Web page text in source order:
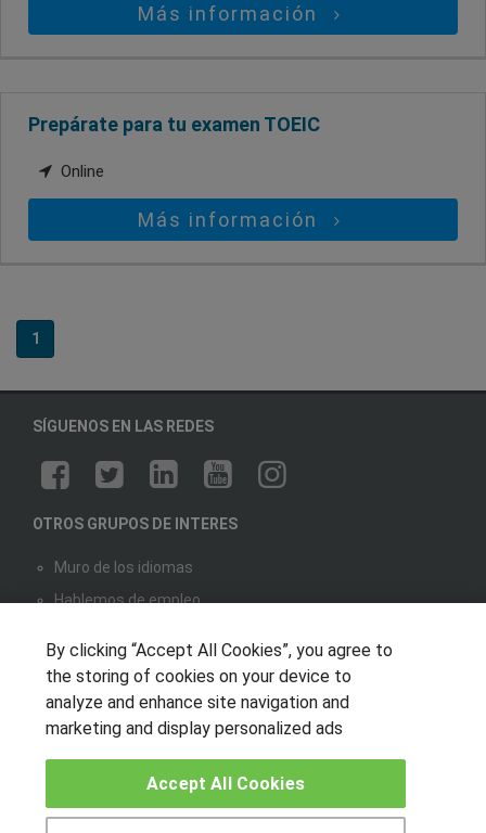
Más información
Prepárate para tu examen TOEIC
Online
Más información
1
SÍGUENOS EN LAS REDES
OTROS GRUPOS DE INTERES
Muro de los idiomas
Hablemos de empleo
CENTROS DE FORMACIÓN
Publicar cursos
By clicking “Accept All Cookies”, you agree to
the storing of cookies on your device to
analyze and enhance site navigation and
marketing and display personalized ads
Accept All Cookies